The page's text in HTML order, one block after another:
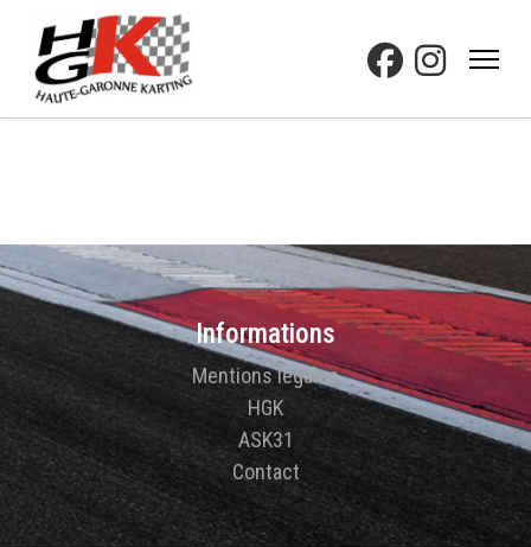
Informations
Mentions légales
HGK
ASK31
Contact